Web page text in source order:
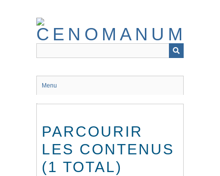
Menu
PARCOURIR
LES CONTENUS
(1 TOTAL)